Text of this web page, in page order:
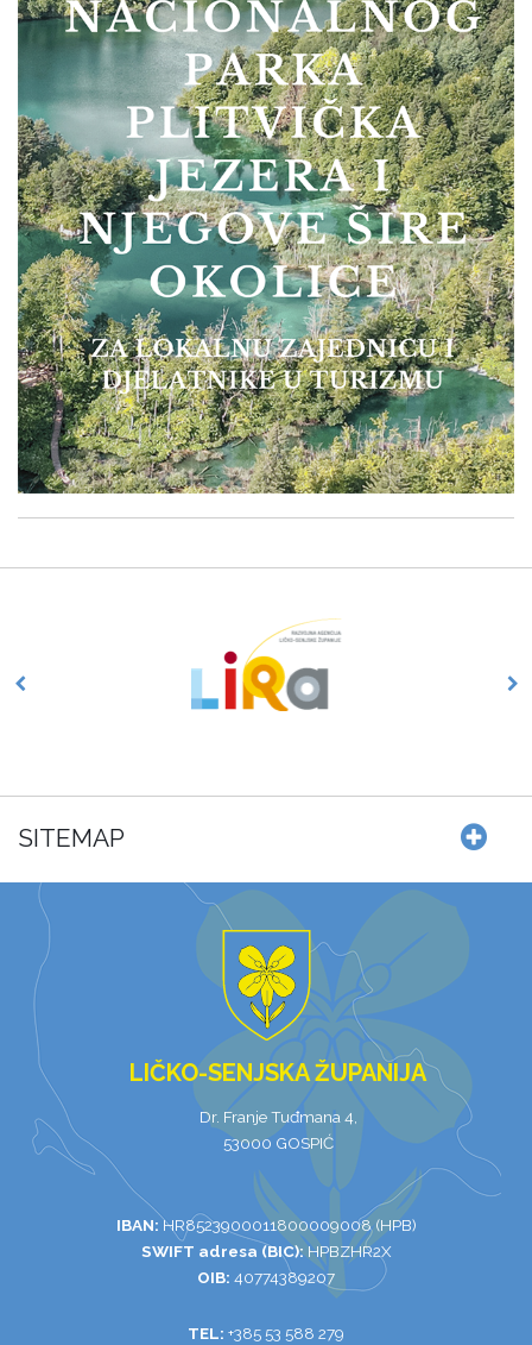
SITEMAP
LIČKO-SENJSKA ŽUPANIJA
Dr. Franje Tuđmana 4,
53000 GOSPIĆ
IBAN: HR8523900011800009008 (HPB)
SWIFT adresa (BIC):HPBZHR2X
OIB: 40774389207
TEL: +385 53 588 279